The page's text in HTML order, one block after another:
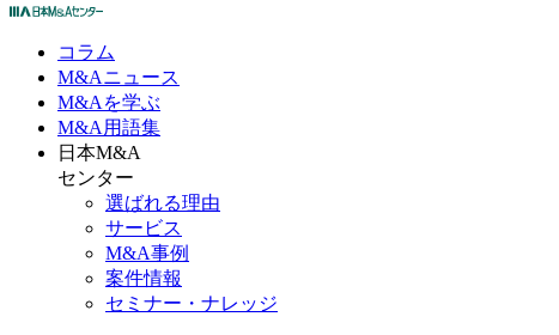
コラム
M&Aニュース
M&Aを学ぶ
M&A 用語集
日本M&A
センター
選ばれる理由
サービス
M&A事例
案件情報
セミナー・ナレッジ